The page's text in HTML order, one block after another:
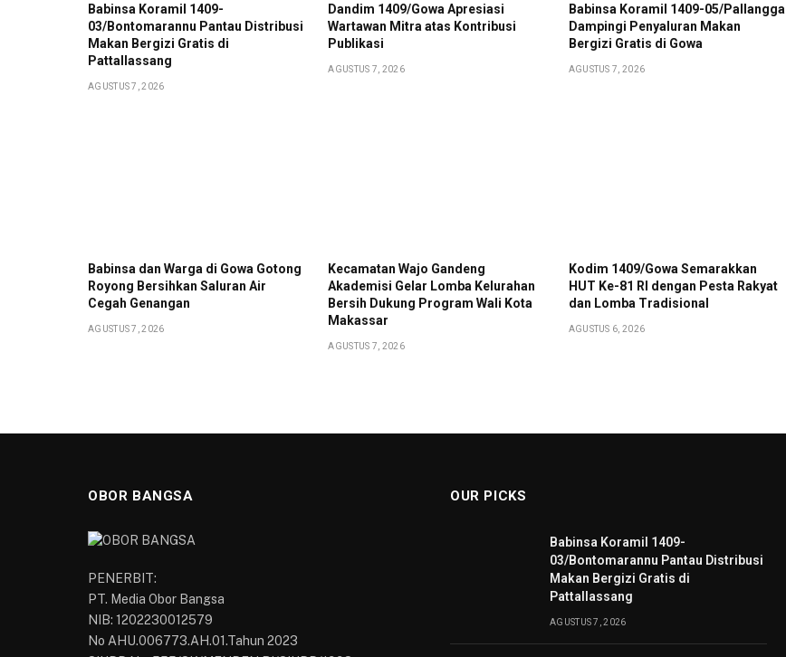
Babinsa Koramil 1409-
03/Bontomarannu Pantau Distribusi
Makan Bergizi Gratis di
Pattallassang
AGUSTUS 7, 2026
Dandim 1409/Gowa Apresiasi
Wartawan Mitra atas Kontribusi
Publikasi
AGUSTUS 7, 2026
Babinsa Koramil 1409-05/Pallangga
Dampingi Penyaluran Makan
Bergizi Gratis di Gowa
AGUSTUS 7, 2026
Babinsa dan Warga di Gowa Gotong
Royong Bersihkan Saluran Air
Cegah Genangan
AGUSTUS 7, 2026
Kecamatan Wajo Gandeng
Akademisi Gelar Lomba Kelurahan
Bersih Dukung Program Wali Kota
Makassar
AGUSTUS 7, 2026
Kodim 1409/Gowa Semarakkan
HUT Ke-81 RI dengan Pesta Rakyat
dan Lomba Tradisional
AGUSTUS 6, 2026
OBOR BANGSA
PENERBIT:
PT. Media Obor Bangsa
NIB: 1202230012579
No AHU.006773.AH.01.Tahun 2023
OUR PICKS
Babinsa Koramil 1409-
03/Bontomarannu Pantau Distribusi
Makan Bergizi Gratis di
Pattallassang
AGUSTUS 7, 2026